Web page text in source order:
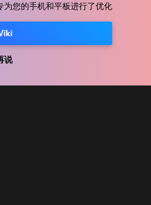
为您的手机和平板进行了优化
说